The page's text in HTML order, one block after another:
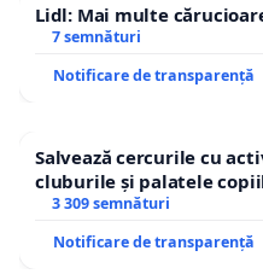
Lidl: Mai multe
7 semnături
Notificare de transparență
Salvează cercurile cu
cluburile și palatele
3 309 semnături
Notificare de transparență